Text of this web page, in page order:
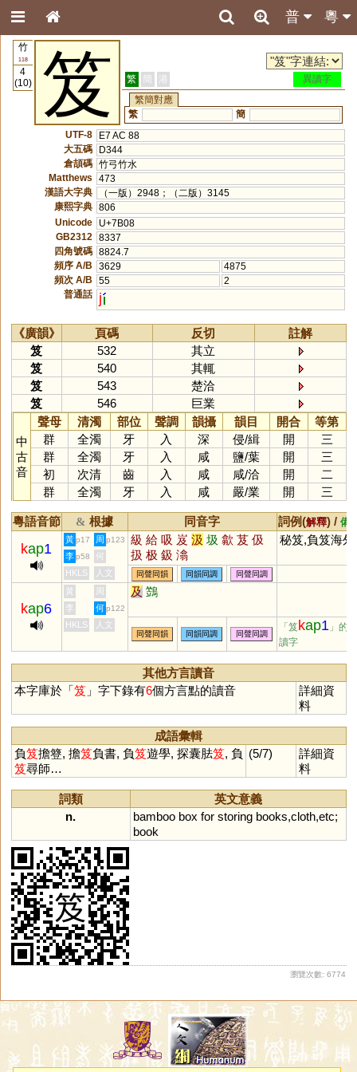
粵
普
竹
118
4
(10)
笈 繁 簡 港
異讀字
繁簡對應
繁
簡
UTF-8
E7 AC 88
大五碼
D344
倉頡碼 竹弓竹水
Matthews
473
漢語大字典
（一版）2948；（二版）3145
康熙字典 806
Unicode
U+7B08
GB2312
8337
四角號碼 8824.7
頻序 A/B
3629
4875
頻次 A/B
55
2
普通話
j
《廣韻》 頁碼 反切
註解
笈
532
其立
笈
540
其輒
笈
543
楚洽
笈
546 巨業
中
古
音
聲母 清濁 部位 聲調 韻攝 韻目 開合
等第
群
全濁 牙 入 深 侵/緝 開
三
群
全濁 牙 入 咸 鹽/葉 開
三
初
次清 齒 入 咸 咸/洽 開
二
群
全濁 牙 入 咸 嚴/業 開 三
粵語音節 & 根據 同音字 詞例(解釋) / 備
kap1
黃 p17 周 p123 級 給 吸 岌 汲 圾 歙 芨 伋
扱 极 鈒 潝
秘笈,負笈海外
李 p58
何
HKLS
人文 同聲同韻 同韻同調 同聲同調
kap6
黃 周 及 鷑
李 何 p122
HKLS 人文
同聲同韻 同韻同調 同聲同調
「笈kap1 」的
讀字
其他方言讀音
本字庫於「笈」字下錄有6個方言點的讀音
詳細資
料
成語彙輯
負笈擔簦, 擔笈負書, 負笈遊學, 探囊胠笈, 負
笈尋師…
(5/7)
詳細資
料
詞類
英文意義
n.
bamboo box for storing books,cloth,etc;
book
瀏覽次數: 6774